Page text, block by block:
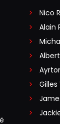
Nico
Alain